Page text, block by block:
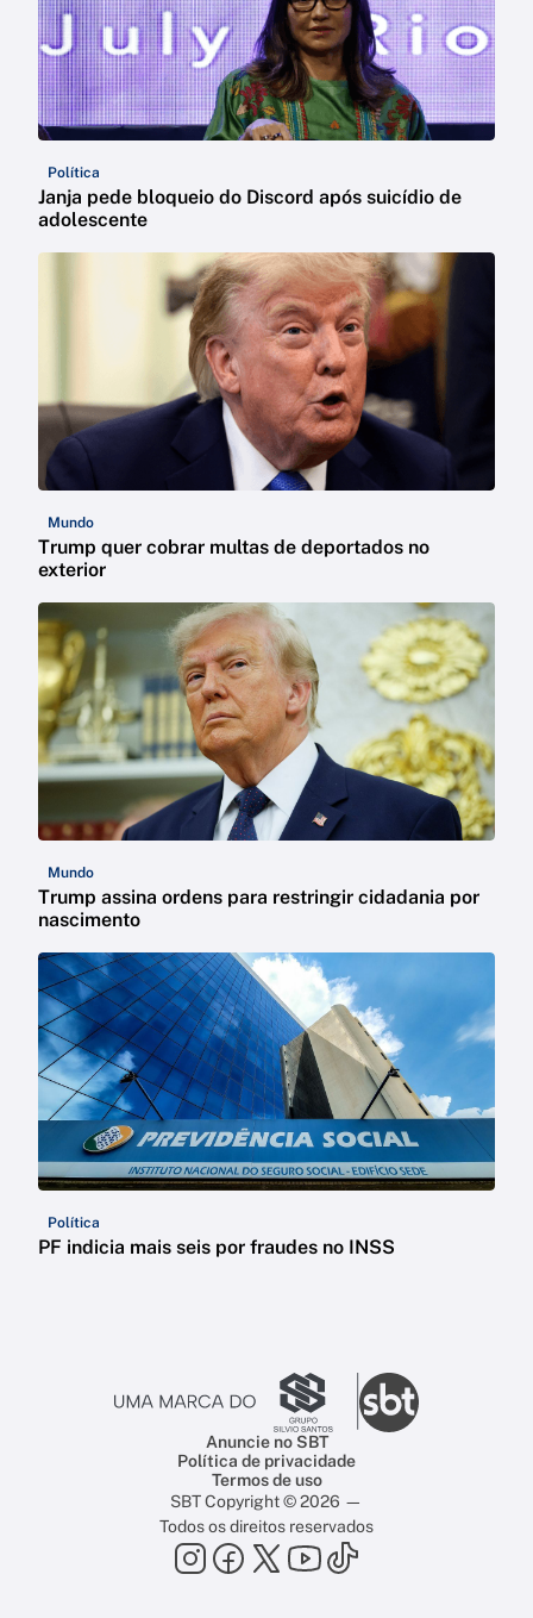
Política
Janja pede bloqueio do Discord após suicídio de
adolescente
Mundo
Trump quer cobrar multas de deportados no
exterior
Mundo
Trump assina ordens para restringir cidadania por
nascimento
Política
PF indicia mais seis por fraudes no INSS
Anuncie no SBT
Política de privacidade
Termos de uso
SBT Copyright © 2026 —
Todos os direitos reservados